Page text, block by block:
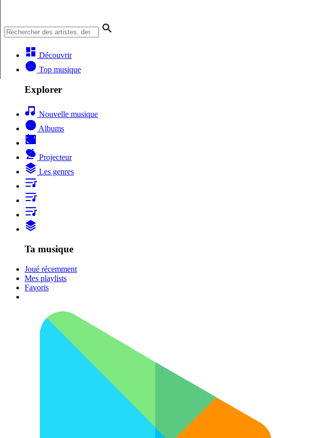
Découvrir
Top musique
Explorer
Nouvelle musique
Albums
Projecteur
Les genres
Ta musique
Joué récemment
Mes playlists
Favoris